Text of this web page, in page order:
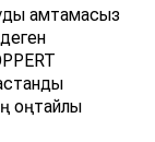
қамтамасыз
оңтайлы